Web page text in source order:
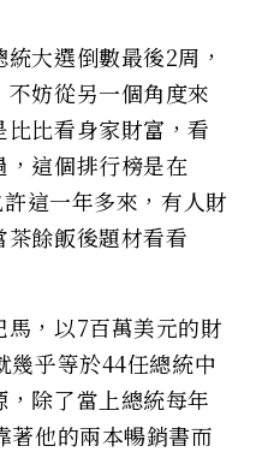
大選倒數最後2周，
妨從另一個角度來
比看身家財富，看
這個排行榜是在
這一年多來，有人財
餘飯後題材看看
，以7百萬美元的財
幾乎等於44任總統中
除了當上總統每年
著他的兩本暢銷書而